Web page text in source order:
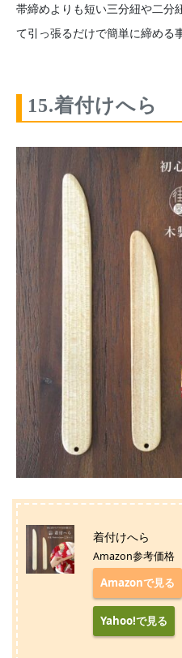
帯締めよりも短い三分紐や二分
て引っ張るだけで簡単に締める
15.着付けへら
着付けへら
Amazon参考価
Amazonで見る
Yahoo!で見る